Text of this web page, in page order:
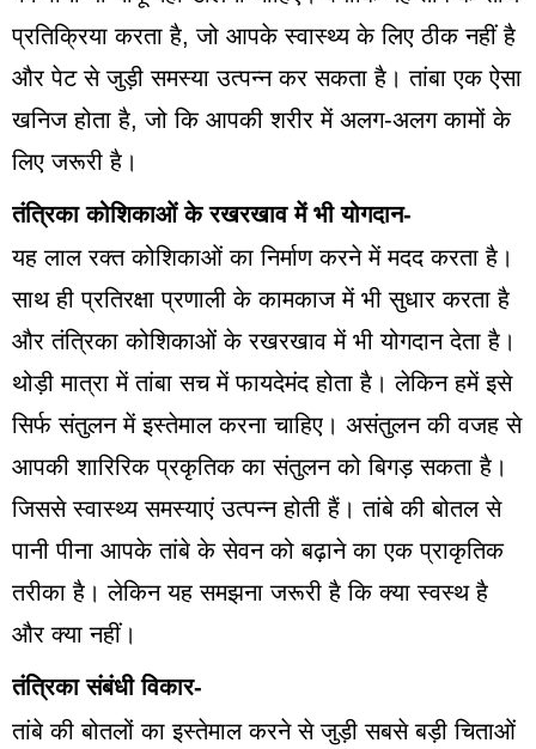
प्रतिक्रिया करता है, जो आपके स्वास्थ्य के लिए ठीक नहीं है
और पेट से जुड़ी समस्या उत्पन्न कर सकता है। तांबा एक ऐसा
खनिज होता है, जो कि आपकी शरीर में अलग-अलग कामों के
लिए जरूरी है।
तंत्रिका कोशिकाओं के रखरखाव में भी योगदान-
यह लाल रक्त कोशिकाओं का निर्माण करने में मदद करता है।
साथ ही प्रतिरक्षा प्रणाली के कामकाज में भी सुधार करता है
और तंत्रिका कोशिकाओं के रखरखाव में भी योगदान देता है।
थोड़ी मात्रा में तांबा सच में फायदेमंद होता है। लेकिन हमें इसे
सिर्फ संतुलन में इस्तेमाल करना चाहिए। असंतुलन की वजह से
आपकी शारिरिक प्रकृतिक का संतुलन को बिगड़ सकता है।
जिससे स्वास्थ्य समस्याएं उत्पन्न होती हैं। तांबे की बोतल से
पानी पीना आपके तांबे के सेवन को बढ़ाने का एक प्राकृतिक
तरीका है। लेकिन यह समझना जरूरी है कि क्या स्वस्थ है
और क्या नहीं।
तंत्रिका संबंधी विकार-
तांबे की बोतलों का इस्तेमाल करने से जुड़ी सबसे बड़ी चिताओं